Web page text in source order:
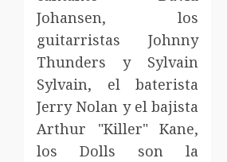
Johansen, los
guitarristas Johnny
Thunders y Sylvain
Sylvain, el baterista
Jerry Nolan y el bajista
Arthur "Killer" Kane,
los Dolls son la